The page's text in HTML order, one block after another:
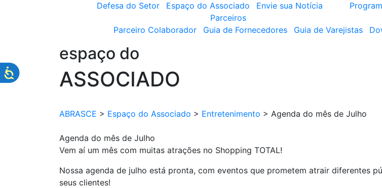
Defesa do Setor
Espaço do Associado Envie sua Notícia
Parceiros
Parceiro Colaborador
Guia de Fornecedores Guia de Varejistas
espaço do
ASSOCIADO
ABRASCE > Espaço do Associado > Entretenimento > Agenda do mês de Julho
Agenda do mês de Julho
Vem aí um mês com muitas atrações no Shopping TOTAL!
Nossa agenda de julho está pronta, com eventos que prometem atrair diferentes
seus clientes!